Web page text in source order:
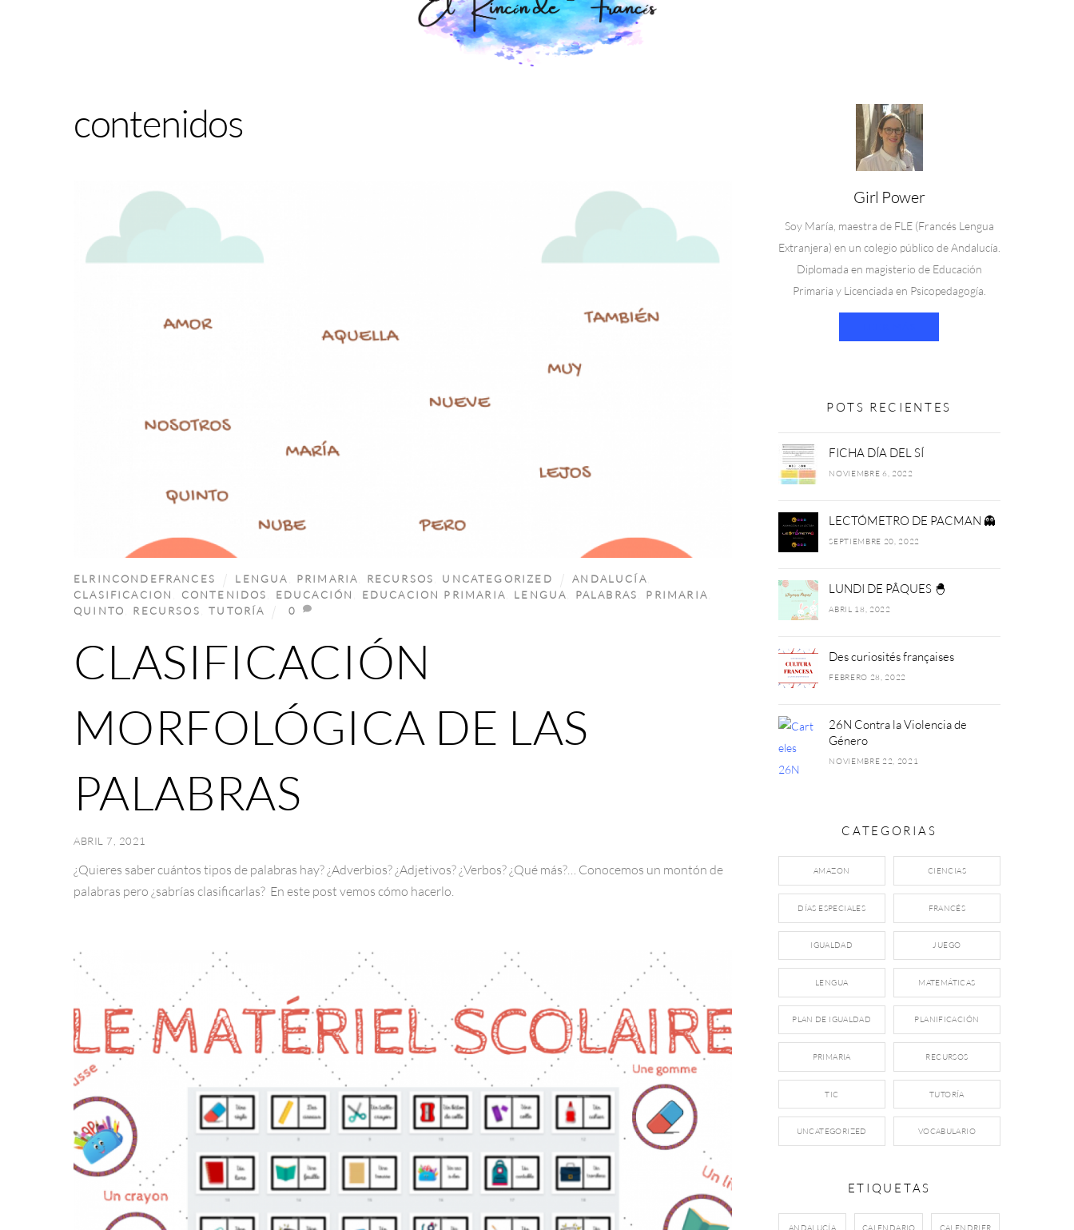
contenidos
ABRIL 7, 2021
CLASIFICACIÓN
MORFOLÓGICA DE LAS
PALABRAS
ELRINCONDEFRANCES LENGUA PRIMARIA RECURSOS UNCATEGORIZED ANDALUCÍA
CLASIFICACION
CONTENIDOS EDUCACIÓN EDUCACION PRIMARIA LENGUA PALABRAS PRIMARIA
QUINTO
RECURSOS ,TUTORÍA 0
¿Quieres saber cuántos tipos de palabras hay? ¿Adverbios? ¿Adjetivos? ¿Verbos? ¿Qué más?… Conocemos un montón de
palabras pero ¿sabrías clasificarlas? En este post vemos cómo hacerlo.
Girl Power
Soy María, maestra de FLE (Francés Lengua
Extranjera) en un colegio público de Andalucía.
Diplomada en magisterio de Educación
Primaria y Licenciada en Psicopedagogía.
POTS RECIENTES
FICHA DÍA DEL SÍ
NOVIEMBRE 6, 2022
LECTÓMETRO DE PACMAN 👻
SEPTIEMBRE 20, 2022
LUNDI DE PÂQUES 🐣
ABRIL 18, 2022
Des curiosités françaises
FEBRERO 28, 2022
26N Contra la Violencia de
Género
NOVIEMBRE 22, 2021
CATEGORIAS
AMAZON CIENCIAS
DÍAS ESPECIALES FRANCÉS
IGUALDAD JUEGO
LENGUA MATEMÁTICAS
PLAN DE IGUALDAD PLANIFICACIÓN
PRIMARIA RECURSOS
TIC TUTORÍA
UNCATEGORIZED VOCABULARIO
ETIQUETAS
ANDALUCÍA CALENDARIO CALENDRIER